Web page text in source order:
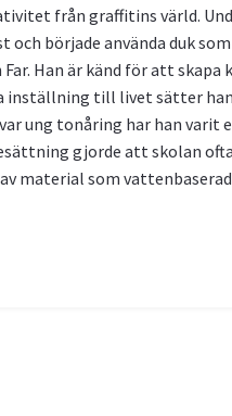
från graffitins värld.
började använda duk
Han är känd för att
till livet sätter han
ung tonåring har han
gjorde att skolan
material som